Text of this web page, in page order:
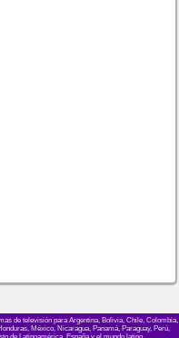
de televisión para Argentina, Bolivia, Chile, Colombia,
México, Nicaragua, Panamá, Paraguay, Perú,
de Latinoamérica, España y el mundo latino.